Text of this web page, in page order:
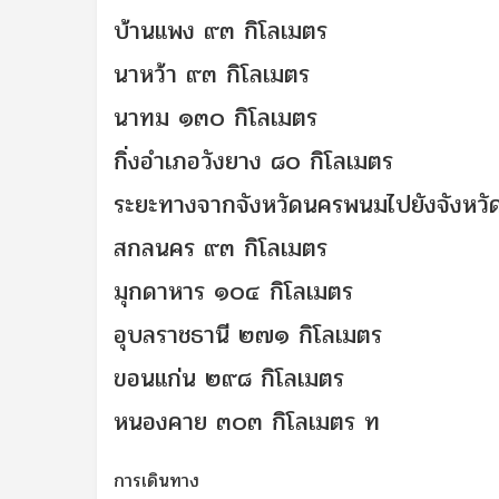
บ้านแพง ๙๓ กิโลเมตร
นาหว้า ๙๓ กิโลเมตร
นาทม ๑๓๐ กิโลเมตร
กิ่งอำเภอวังยาง ๘๐ กิโลเมตร
ระยะทางจากจังหวัดนครพนมไปยังจังห
สกลนคร ๙๓ กิโลเมตร
มุกดาหาร ๑๐๔ กิโลเมตร
อุบลราชธานี ๒๗๑ กิโลเมตร
ขอนแก่น ๒๙๘ กิโลเมตร
หนองคาย ๓๐๓ กิโลเมตร ท
การเดินทาง